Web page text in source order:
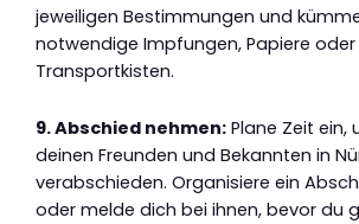
jeweiligen Bestimmungen und
notwendige Impfungen, Papiere oder
Transportkisten.
9. Abschied nehmen: Plane Zeit ein,
deinen Freunden und Bekannten in
verabschieden. Organisiere ein
oder melde dich bei ihnen, bevor du